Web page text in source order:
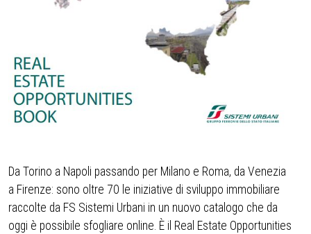
Da Torino a Napoli passando per Milano e Roma, da Venezia
a Firenze: sono oltre 70 le iniziative di sviluppo immobiliare
raccolte da FS Sistemi Urbani in un nuovo catalogo che da
oggi è possibile sfogliare online. È il Real Estate Opportunities